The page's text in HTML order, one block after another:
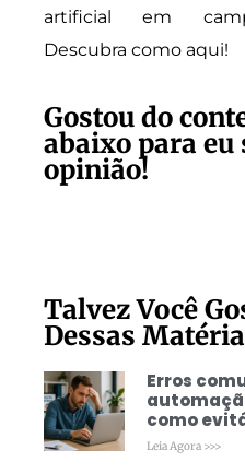
artificial em
Descubra como aqui!
Gostou do
abaixo para eu
opinião!
Talvez Você
Dessas
Erros
como
Leia Agora >>>